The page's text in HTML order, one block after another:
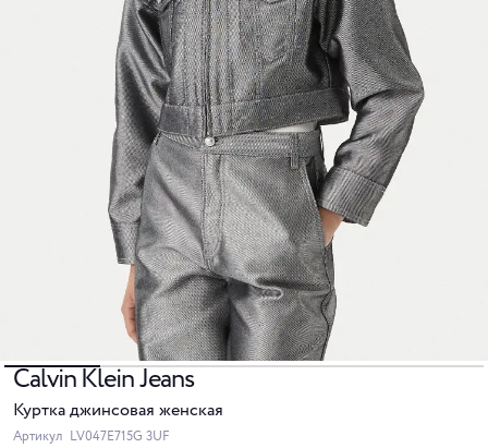
Calvin Klein Jeans
Куртка джинсовая женская
Артикул LV047E715G 3UF